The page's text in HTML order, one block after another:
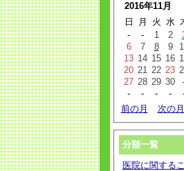
2016年11月
日
月 火 水
-
- 1 2
6
7 8 9
13 14 15 16
20 21 22 23
27 28 29 30
-
- - -
前の月
次の月
分類一覧
医院に関する